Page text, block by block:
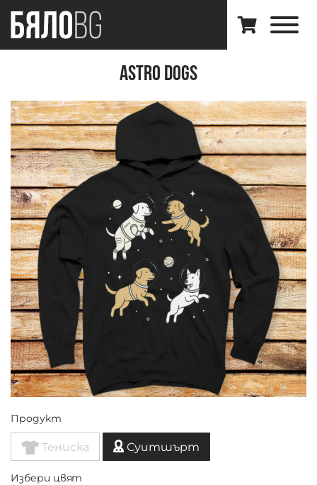
Astro Dogs
Продукт
Тениска Суитшърт
Избери цвят